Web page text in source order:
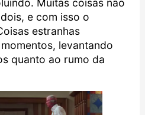
Muitas coisas não
e com isso o
estranhas
levantando
quanto ao rumo da